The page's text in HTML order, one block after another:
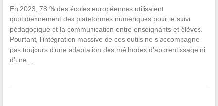
En 2023, 78 % des écoles européennes utilisaient
quotidiennement des plateformes numériques pour le suivi
pédagogique et la communication entre enseignants et élèves.
Pourtant, l’intégration massive de ces outils ne s’accompagne
pas toujours d’une adaptation des méthodes d’apprentissage ni
d’une…